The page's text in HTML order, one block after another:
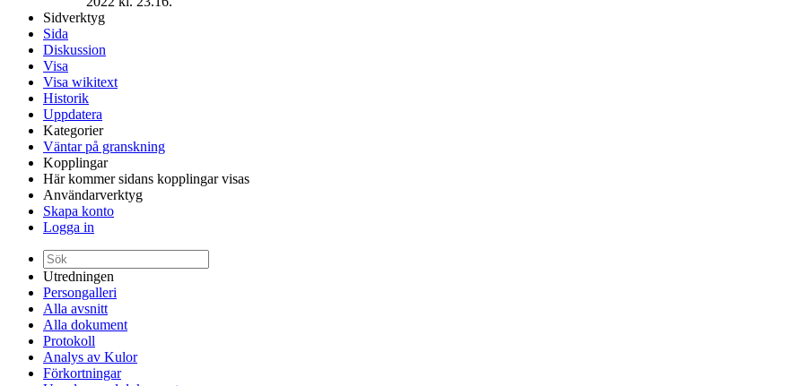
Sidverktyg
Sida
Diskussion
Visa
Visa wikitext
Historik
Uppdatera
Kategorier
Väntar på granskning
Kopplingar
Här kommer sidans kopplingar visas
Användarverktyg
Skapa konto
Logga in
Utredningen
Persongalleri
Alla avsnitt
Alla dokument
Protokoll
Analys av Kulor
Förkortningar